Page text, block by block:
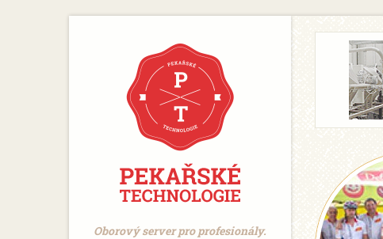
https://www.traditionrolex.com/18
Oborový server pro profesionály.